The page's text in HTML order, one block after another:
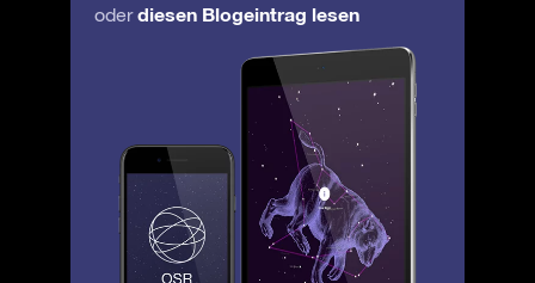
oderdiesen Blogeintrag lesen